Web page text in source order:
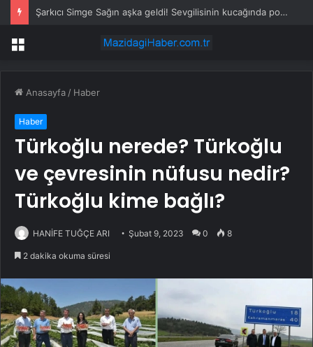
Şarkıcı Simge Sağın aşka geldi! Sevgilisinin kucağında poz verdi
Menü
Anasayfa / Haber
Haber
Türkoğlu nerede? Türkoğlu
ve çevresinin nüfusu nedir?
Türkoğlu kime bağlı?
HANİFE TUĞÇE ARI Şubat 9, 2023 0 8
2 dakika okuma süresi